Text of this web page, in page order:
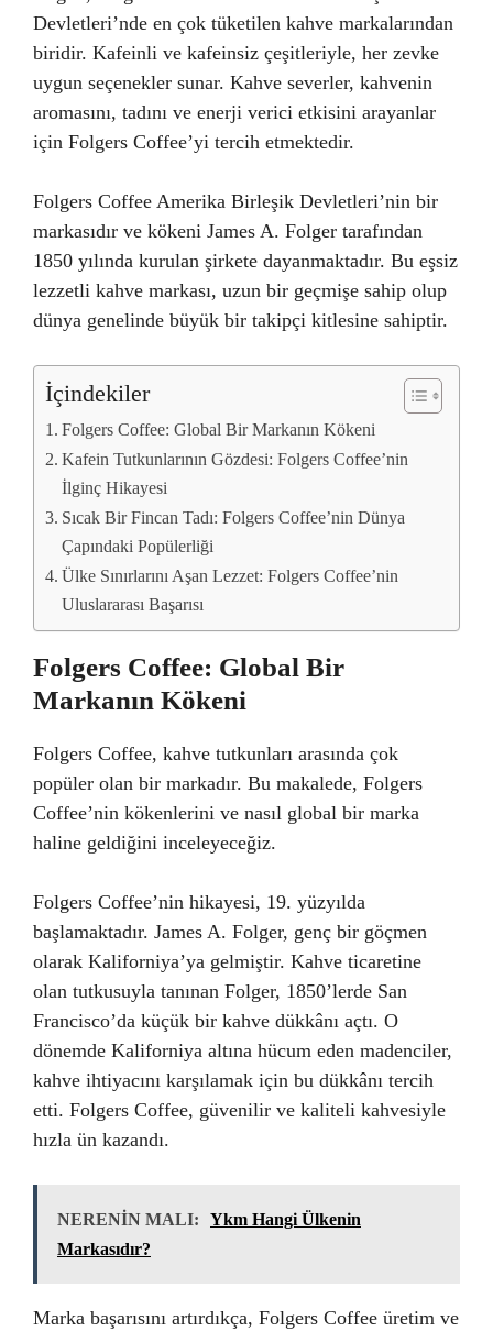
Devletleri’nde en çok tüketilen kahve markalarından
biridir. Kafeinli ve kafeinsiz çeşitleriyle, her zevke
uygun seçenekler sunar. Kahve severler, kahvenin
aromasını, tadını ve enerji verici etkisini arayanlar
için Folgers Coffee’yi tercih etmektedir.
Folgers Coffee Amerika Birleşik Devletleri’nin bir
markasıdır ve kökeni James A. Folger tarafından
1850 yılında kurulan şirkete dayanmaktadır. Bu eşsiz
lezzetli kahve markası, uzun bir geçmişe sahip olup
dünya genelinde büyük bir takipçi kitlesine sahiptir.
İçindekiler
Folgers Coffee: Global Bir Markanın Kökeni
Kafein Tutkunlarının Gözdesi: Folgers Coffee’nin
İlginç Hikayesi
Sıcak Bir Fincan Tadı: Folgers Coffee’nin Dünya
Çapındaki Popülerliği
Ülke Sınırlarını Aşan Lezzet: Folgers Coffee’nin
Uluslararası Başarısı
Folgers Coffee: Global Bir
Markanın Kökeni
Folgers Coffee, kahve tutkunları arasında çok
popüler olan bir markadır. Bu makalede, Folgers
Coffee’nin kökenlerini ve nasıl global bir marka
haline geldiğini inceleyeceğiz.
Folgers Coffee’nin hikayesi, 19. yüzyılda
başlamaktadır. James A. Folger, genç bir göçmen
olarak Kaliforniya’ya gelmiştir. Kahve ticaretine
olan tutkusuyla tanınan Folger, 1850’lerde San
Francisco’da küçük bir kahve dükkânı açtı. O
dönemde Kaliforniya altına hücum eden madenciler,
kahve ihtiyacını karşılamak için bu dükkânı tercih
etti. Folgers Coffee, güvenilir ve kaliteli kahvesiyle
hızla ün kazandı.
NERENİN MALI:
Ykm Hangi Ülkenin
Markasıdır?
Marka başarısını artırdıkça, Folgers Coffee üretim ve